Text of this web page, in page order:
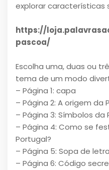
explorar características
https://
pascoa/
Escolha uma, duas ou
tema de um modo
– Página 1: capa
– Página 2: A origem da
– Página 3: Símbolos da
– Página 4: Como se
Portugal?
– Página 5: Sopa de
– Página 6: Código